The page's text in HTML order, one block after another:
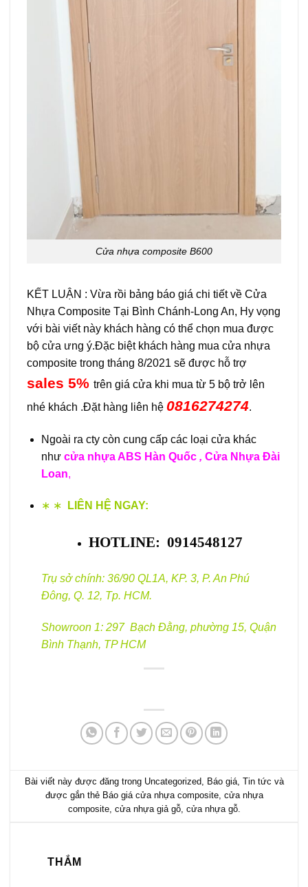
Cửa nhựa composite B600
KẾT LUẬN : Vừa rồi bảng báo giá chi tiết về Cửa
Nhựa Composite Tại Bình Chánh-Long An, Hy vọng
với bài viết này khách hàng có thể chọn mua được
bộ cửa ưng ý.Đặc biệt khách hàng mua cửa nhựa
composite trong tháng 8/2021 sẽ được hỗ trợ
sales 5% trên giá cửa khi mua từ 5 bộ trở lên
nhé khách .Đặt hàng liên hệ 0816274274.
Ngoài ra cty còn cung cấp các loại cửa khác
như cửa nhựa ABS Hàn Quốc , Cửa Nhựa Đài
Loan,
∗ ∗ LIÊN HỆ NGAY:
HOTLINE: 0914548127
Trụ sở chính: 36/90 QL1A, KP. 3, P. An Phú
Đông, Q. 12, Tp. HCM.
Showroon 1: 297 Bạch Đằng, phường 15, Quận
Bình Thạnh, TP HCM
Bài viết này được đăng trong Uncategorized, Báo giá, Tin tức và
được gắn thẻ Báo giá cửa nhựa composite, cửa nhựa
composite, cửa nhựa giả gỗ, cửa nhựa gỗ.
THẮM